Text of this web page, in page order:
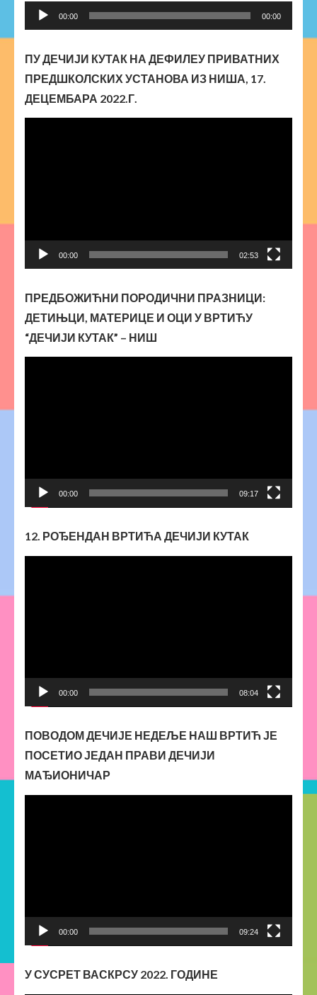
Прегледач
звучних
00:00 00:00
ПУ ДЕЧИЈИ КУТАК НА ДЕФИЛЕУ ПРИВАТНИХ
ПРЕДШКОЛСКИХ УСТАНОВА ИЗ НИША, 17.
ДЕЦЕМБАРА 2022.Г.
00:00 02:53
ПРЕДБОЖИЋНИ ПОРОДИЧНИ ПРАЗНИЦИ:
ДЕТИЊЦИ, МАТЕРИЦЕ И ОЦИ У ВРТИЋУ
“ДЕЧИЈИ КУТАК” – НИШ
00:00 09:17
12. РОЂЕНДАН ВРТИЋА ДЕЧИЈИ КУТАК
00:00 08:04
ПОВОДОМ ДЕЧИЈЕ НЕДЕЉЕ НАШ ВРТИЋ ЈЕ
ПОСЕТИО ЈЕДАН ПРАВИ ДЕЧИЈИ
МАЂИОНИЧАР
00:00 09:24
У СУСРЕТ ВАСКРСУ 2022. ГОДИНЕ